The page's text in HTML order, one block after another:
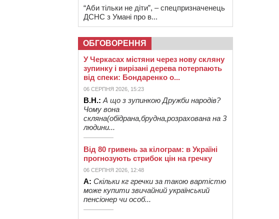
“Аби тільки не діти”, – спецпризначенець
ДСНС з Умані про в...
ОБГОВОРЕННЯ
У Черкасах містяни через нову скляну
зупинку і вирізані дерева потерпають
від спеки: Бондаренко о...
06 СЕРПНЯ 2026, 15:23
В.Н.: А що з зупинкою Дружби народів?
Чому вона
скляна(обідрана,брудна,розрахована на 3
людини...
Від 80 гривень за кілограм: в Україні
прогнозують стрибок цін на гречку
06 СЕРПНЯ 2026, 12:48
А: Скільки кг гречки за такою вартістю
може купити звичайний український
пенсіонер чи особ...